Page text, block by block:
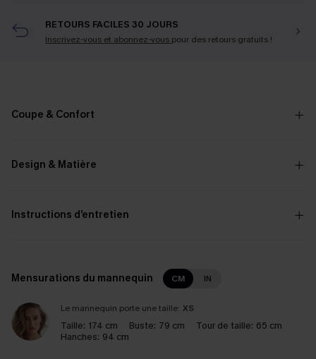
RETOURS FACILES 30 JOURS
Inscrivez-vous et abonnez-vous pour des retours gratuits !
Coupe & Confort
Design & Matière
Instructions d’entretien
Mensurations du mannequin CM IN
Le mannequin porte une taille: XS
Taille: 174 cm Buste: 79 cm Tour de taille: 65 cm
Hanches: 94 cm